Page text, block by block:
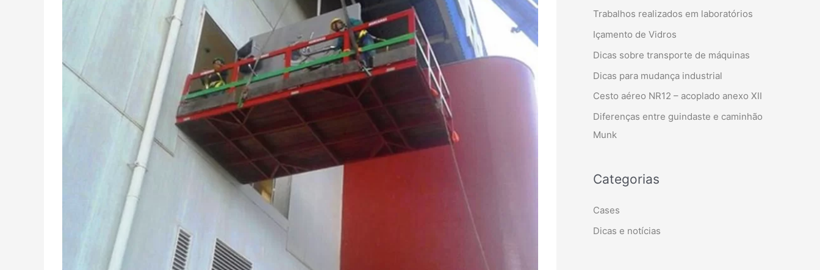
Trabalhos realizados em laboratórios
Içamento de Vidros
Dicas sobre transporte de máquinas
Dicas para mudança industrial
Cesto aéreo NR12 – acoplado anexo XII
Diferenças entre guindaste e caminhão
Munk
Categorias
Cases
Dicas e notícias